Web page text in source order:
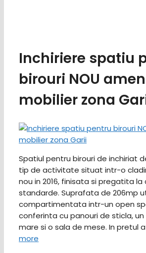
Inchiriere spatiu
birouri NOU
mobilier zona
Spatiul pentru birouri de inchiriat
tip de activitate situat intr-o
nou in 2016, finisata si pregatita
standarde. Suprafata de 206mp
compartimentata intr-un open
conferinta cu panouri de sticla,
mare si o sala de mese. In pretul
more